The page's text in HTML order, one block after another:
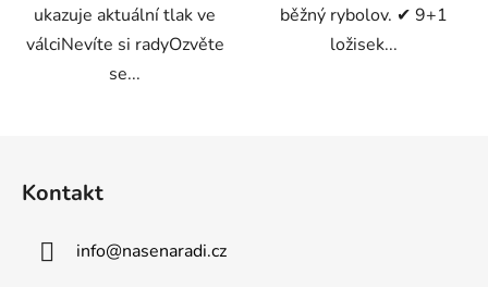
ukazuje aktuální tlak ve
válciNevíte si radyOzvěte
se...
běžný rybolov. ✔ 9+1
ložisek...
Kontakt
info@nasenaradi.cz